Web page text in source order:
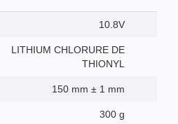
10.8V
LITHIUM CHLORURE DE
THIONYL
150 mm ± 1 mm
300 g